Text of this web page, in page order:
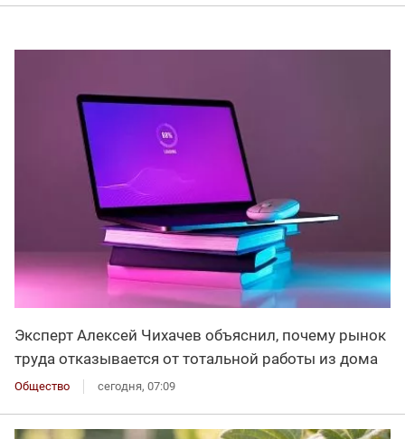
Эксперт Алексей Чихачев объяснил, почему рынок
труда отказывается от тотальной работы из дома
Общество сегодня, 07:09